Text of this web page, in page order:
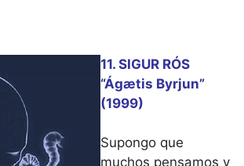
11. SIGUR RÓS
“Ágætis Byrjun”
(1999)
Supongo que
muchos pensamos y